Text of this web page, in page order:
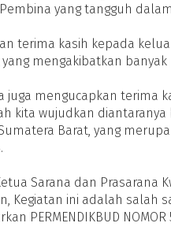
yang tangguh
terima kasih kepada
mengakibatkan
juga mengucapkan terima
kita wujudkan
Barat, yang
Sarana dan
Kegiatan ini adalah salah
PERMENDIKBUD NOMOR